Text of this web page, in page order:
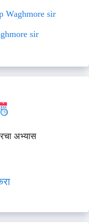
Waghmore sir
sir
अभ्यास